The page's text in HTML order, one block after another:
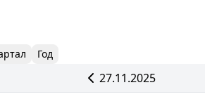
Год
27.11.2025